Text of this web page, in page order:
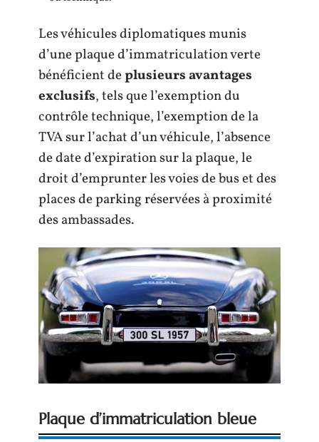
Les véhicules diplomatiques munis
d’une plaque d’immatriculation verte
bénéficient deplusieurs avantages
exclusifs, tels que l’exemption du
contrôle technique, l’exemption de la
TVA sur l’achat d’un véhicule, l’absence
de date d’expiration sur la plaque, le
droit d’emprunter les voies de bus et des
places de parking réservées à proximité
des ambassades.
Plaque d’immatriculation bleue